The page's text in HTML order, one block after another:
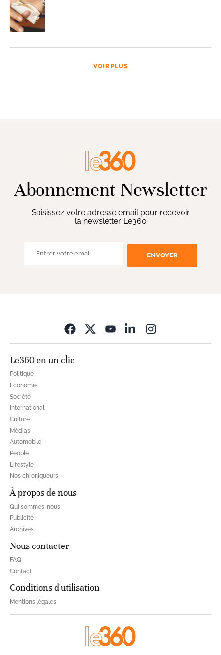
VOIR PLUS
Abonnement Newsletter
Saisissez votre adresse email pour recevoir
la newsletter Le360
ENVOYER
Le360 en un clic
Politique
Economie
Société
International
Culture
Médias
Automobile
People
Lifestyle
Nos chroniqueurs
À propos de nous
Qui sommes-nous
Publicité
Archives
Nous contacter
FAQ
Contact
Conditions d'utilisation
Mentions légales